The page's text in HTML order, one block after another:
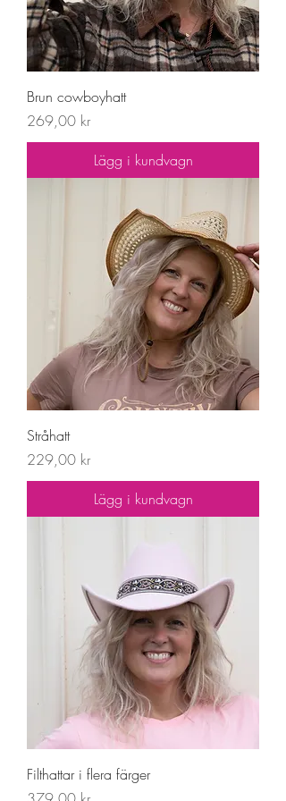
Brun cowboyhatt
Pris
269,00 kr
Lägg i kundvagn
Stråhatt
Pris
229,00 kr
Lägg i kundvagn
Filthattar i flera färger